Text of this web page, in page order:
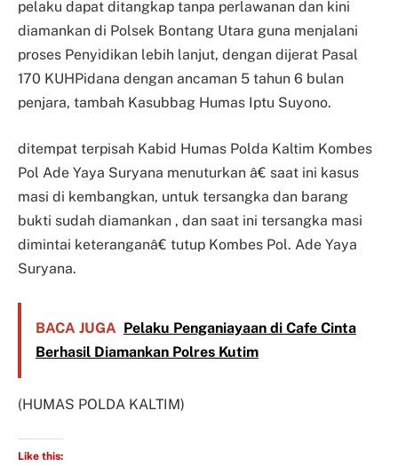
pelaku dapat ditangkap tanpa perlawanan dan kini
diamankan di Polsek Bontang Utara guna menjalani
proses Penyidikan lebih lanjut, dengan dijerat Pasal
170 KUHPidana dengan ancaman 5 tahun 6 bulan
penjara, tambah Kasubbag Humas Iptu Suyono.
ditempat terpisah Kabid Humas Polda Kaltim Kombes
Pol Ade Yaya Suryana menuturkan â€ saat ini kasus
masi di kembangkan, untuk tersangka dan barang
bukti sudah diamankan , dan saat ini tersangka masi
dimintai keteranganâ€ tutup Kombes Pol. Ade Yaya
Suryana.
BACA JUGA Pelaku Penganiayaan di Cafe Cinta
Berhasil Diamankan Polres Kutim
(HUMAS POLDA KALTIM)
Like this: